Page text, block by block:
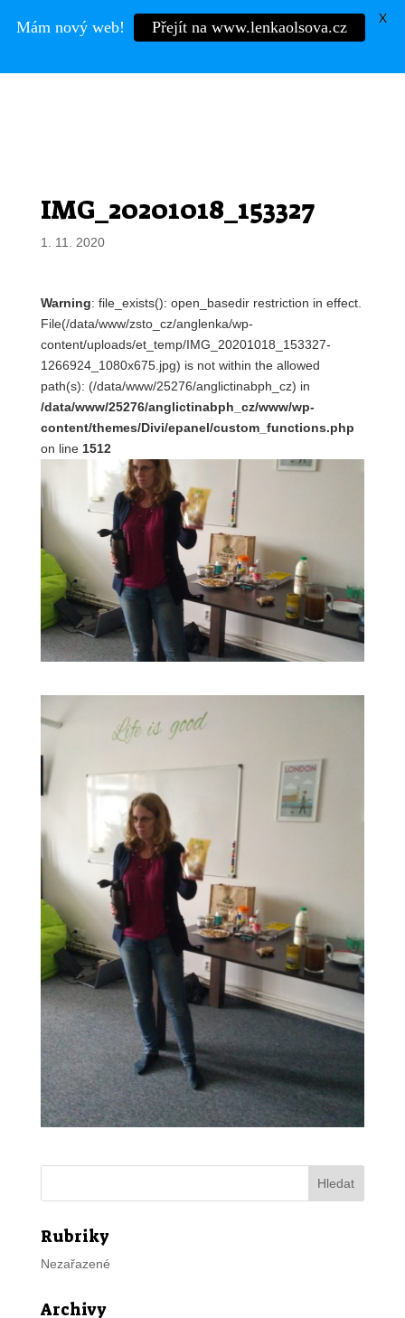
Mgr.LENKA OLŠOVÁ
IMG_20201018_153327
1. 11. 2020
Warning: file_exists(): open_basedir restriction in effect.
File(/data/www/zsto_cz/anglenka/wp-
content/uploads/et_temp/IMG_20201018_153327-
1266924_1080x675.jpg) is not within the allowed
path(s): (/data/www/25276/anglictinabph_cz) in
/data/www/25276/anglictinabph_cz/www/wp-
content/themes/Divi/epanel/custom_functions.php
on line 1512
Rubriky
Nezařazené
Archivy
Mám nový web! Přejít na www.lenkaolsova.cz
X